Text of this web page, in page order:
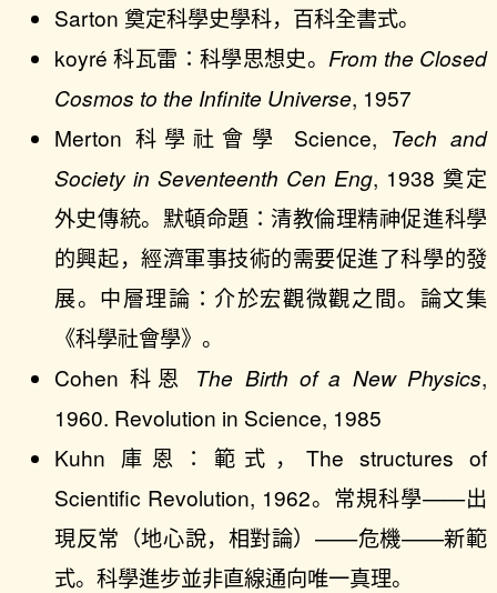
Sarton 奠定科學史學科，百科全書式。
koyré 科瓦雷：科學思想史。 From the Closed
Cosmos to the Infinite Universe, 1957
Merton 科學社會學 Science, Tech and
Society in Seventeenth Cen Eng, 1938 奠定
外史傳統。默頓命題：清教倫理精神促進科學
的興起，經濟軍事技術的需要促進了科學的發
展。中層理論：介於宏觀微觀之間。論文集
《科學社會學》。
Cohen 科恩 The Birth of a New Physics,
1960. Revolution in Science, 1985
Kuhn 庫恩：範式，The structures of
Scientific Revolution, 1962。常規科學——出
現反常（地心說，相對論）——危機——新範
式。科學進步並非直線通向唯一真理。